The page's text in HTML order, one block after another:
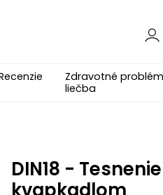
Zdravotné
liečba
DIN18 -